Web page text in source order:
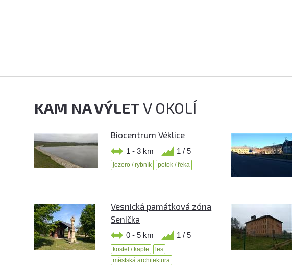
KAM NA VÝLETV OKOLÍ
Biocentrum Véklice
1 - 3 km 1 / 5
jezero / rybník potok / řeka
Vesnická památková zóna
Senička
0 - 5 km 1 / 5
kostel / kaple
les
městská architektura